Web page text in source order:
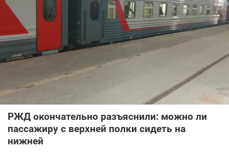
РЖД окончательно разъяснили: можно ли
пассажиру с верхней полки сидеть на
нижней